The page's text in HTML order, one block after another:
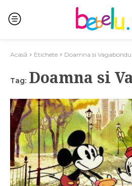
Acasă Etichete Doamna si Vagabondul
Tag: Doamna si